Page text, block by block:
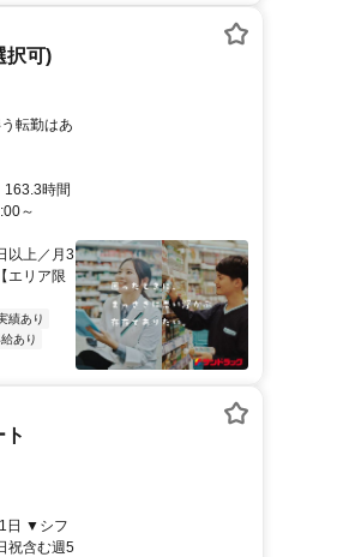
択可)
163.3時間
～
以上／月3
エリア限
績あり
あり
日 ▼シフ
祝含む週5